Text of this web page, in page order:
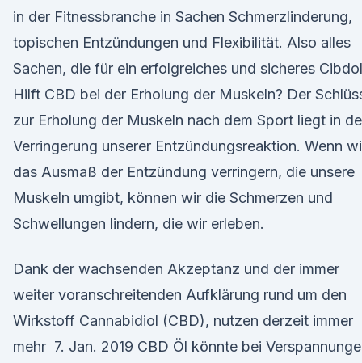
in der Fitnessbranche in Sachen Schmerzlinderung,
topischen Entzündungen und Flexibilität. Also alles
Sachen, die für ein erfolgreiches und sicheres
Hilft CBD bei der Erholung der Muskeln? Der
zur Erholung der Muskeln nach dem Sport liegt in
Verringerung unserer Entzündungsreaktion. Wenn
das Ausmaß der Entzündung verringern, die unsere
Muskeln umgibt, können wir die Schmerzen und
Schwellungen lindern, die wir erleben.
Dank der wachsenden Akzeptanz und der immer
weiter voranschreitenden Aufklärung rund um den
Wirkstoff Cannabidiol (CBD), nutzen derzeit immer
mehr 7. Jan. 2019 CBD Öl könnte bei